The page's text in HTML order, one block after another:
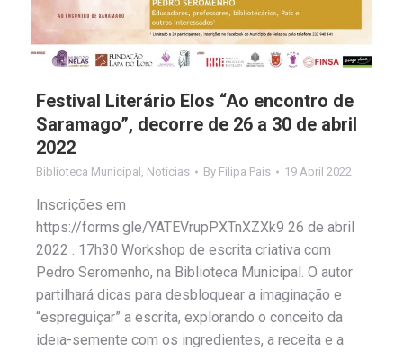
Festival Literário Elos “Ao encontro de
Saramago”, decorre de 26 a 30 de abril
2022
Biblioteca Municipal , Notícias By Filipa Pais 19 Abril 2022
Inscrições em
https://forms.gle/YATEVrupPXTnXZXk9 26 de abril
2022 . 17h30 Workshop de escrita criativa com
Pedro Seromenho, na Biblioteca Municipal. O autor
partilhará dicas para desbloquear a imaginação e
“espreguiçar” a escrita, explorando o conceito da
ideia-semente com os ingredientes, a receita e a